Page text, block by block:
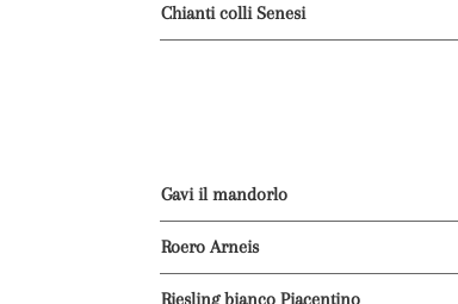
Chianti colli Senesi
Gavi il mandorlo
Roero Arneis
Riesling bianco Piacentino